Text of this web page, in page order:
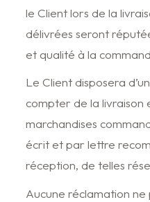
le Client lors de la
délivrées seront
et qualité à la
Le Client disposera
compter de la livraison
marchandises
écrit et par lettre
réception, de telles
Aucune réclamation